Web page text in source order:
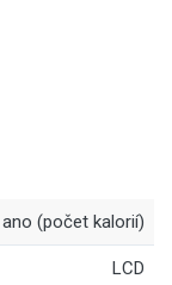
ano (počet kalorií)
LCD